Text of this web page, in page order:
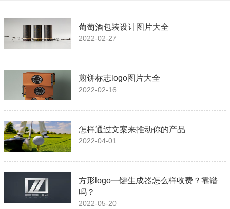
葡萄酒包装设计图片大全
2022-02-27
煎饼标志logo图片大全
2022-02-16
怎样通过文案来推动你的产品
2022-04-01
方形logo一键生成器怎么样收费？靠谱
吗？
2022-05-20